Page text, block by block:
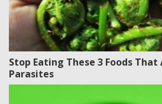
Stop Eating These 3 Foods
Parasites